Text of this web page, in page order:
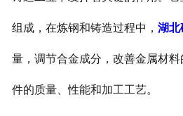
组成，在炼钢和铸造过程中， 湖北
量，调节合金成分，改善金属材
件的质量、性能和加工工艺。